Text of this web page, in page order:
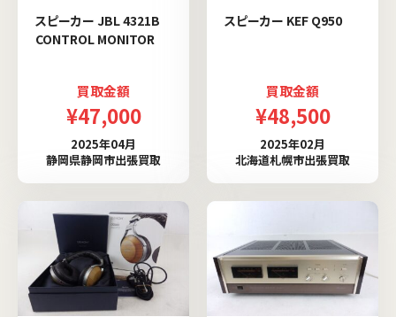
スピーカー JBL 4321B
CONTROL MONITOR
買取金額
¥47,000
2025年04月
静岡県静岡市出張買取
スピーカー KEF Q950
買取金額
¥48,500
2025年02月
北海道札幌市出張買取